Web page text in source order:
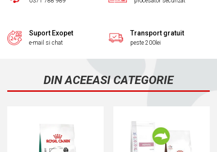
Suport Exopet
e-mail si chat
Transport gratuit
peste 200lei
DIN ACEEASI CATEGORIE